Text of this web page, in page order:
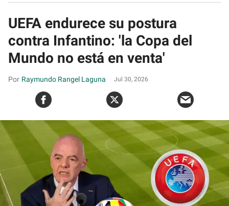
UEFA endurece su postura
contra Infantino: 'la Copa del
Mundo no está en venta'
Raymundo Rangel Laguna Jul 30, 2026